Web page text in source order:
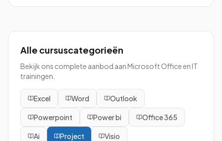
Alle cursuscategorieën
Bekijk ons complete aanbod aan Microsoft Office en IT
trainingen.
Excel Word Outlook
Powerpoint Power bi Office 365
Ai Project Visio